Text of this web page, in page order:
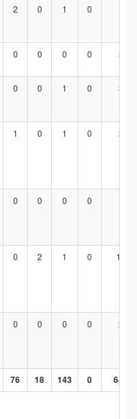
2 0 1 0
0 0 0 0 3
0 0 1 0 3
1 0 1 0 2
0 0 0 0
0 2 1 0 14
0 0 0 0 2
76 18 143 0 646